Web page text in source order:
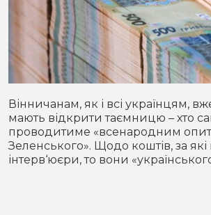
Кримінал
Здоров'я
Приватна думка
В кулуарах
Місто
Життя
Вінничанам, як і всі українцям,
мають відкрити таємницю – хто
проводитиме «всенародним
Зеленського». Щодо коштів, за
інтерв‘юєри, то вони